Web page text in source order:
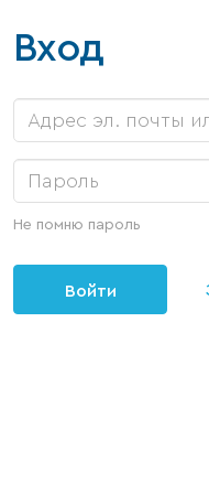
Вход
Не помню пароль